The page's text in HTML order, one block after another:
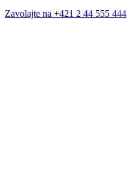
Zavolajte na +421 2 44 555 444